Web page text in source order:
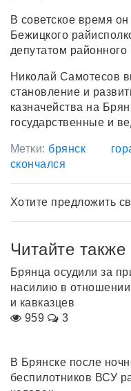
В советское время
Бежицкого
депутатом районного
Николай Самотесов
становление и
казначейства на
государственные и
Метки: брянск
скончался
Хотите предложить
Читайте также
Брянца осудили за
насилию в отношении
и кавказцев
959
3
В Брянске после
беспилотников ВСУ